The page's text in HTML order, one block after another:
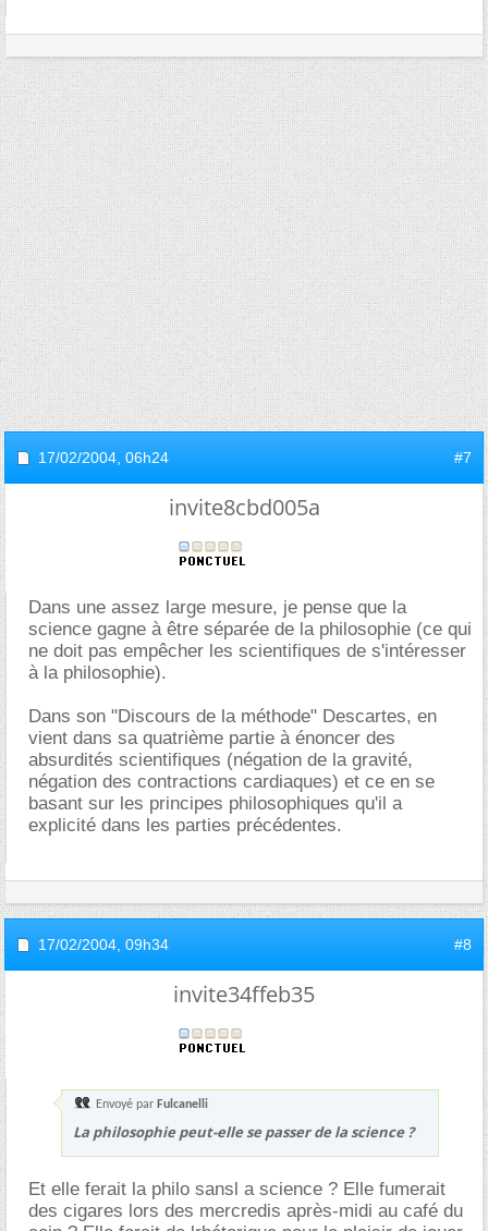
17/02/2004, 06h24 #7
invite8cbd005a
Dans une assez large mesure, je pense que la
science gagne à être séparée de la philosophie (ce qui
ne doit pas empêcher les scientifiques de s'intéresser
à la philosophie).
Dans son "Discours de la méthode" Descartes, en
vient dans sa quatrième partie à énoncer des
absurdités scientifiques (négation de la gravité,
négation des contractions cardiaques) et ce en se
basant sur les principes philosophiques qu'il a
explicité dans les parties précédentes.
17/02/2004, 09h34 #8
invite34ffeb35
Envoyé par Fulcanelli
La philosophie peut-elle se passer de la science ?
Et elle ferait la philo sansl a science ? Elle fumerait
des cigares lors des mercredis après-midi au café du